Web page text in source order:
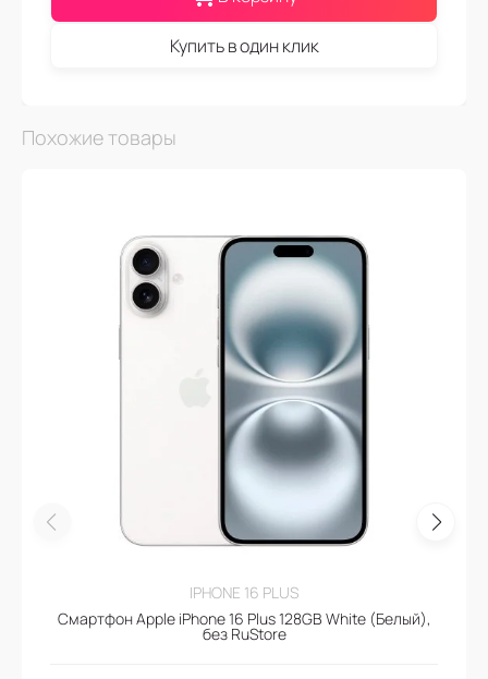
Купить в один клик
Похожие товары
IPHONE 16 PLUS
Смартфон Apple iPhone 16 Plus 128GB White (Белый),
без RuStore